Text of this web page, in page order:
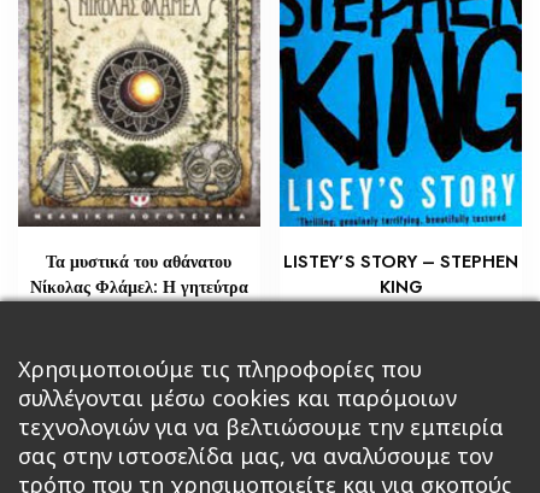
Τα μυστικά του αθάνατου
Νίκολας Φλάμελ: Η γητεύτρα
Διαβάστε περισσότερα
LISTEY’S STORY – STEPHEN
KING
Προσθήκη στο καλάθι
Χρησιμοποιούμε τις πληροφορίες που
συλλέγονται μέσω cookies και παρόμοιων
τεχνολογιών για να βελτιώσουμε την εμπειρία
σας στην ιστοσελίδα μας, να αναλύσουμε τον
τρόπο που τη χρησιμοποιείτε και για σκοπούς